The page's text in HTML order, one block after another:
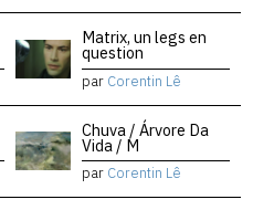
Matrix, un legs en
question
par Corentin Lê
Chuva / Árvore Da
Vida / M
par Corentin Lê